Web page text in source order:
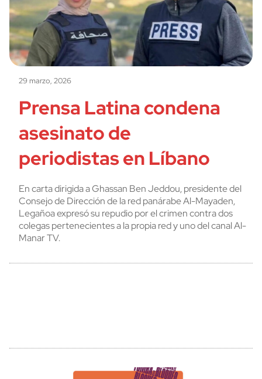
29 marzo, 2026
Prensa Latina condena
asesinato de
periodistas en Líbano
En carta dirigida a Ghassan Ben Jeddou, presidente del
Consejo de Dirección de la red panárabe Al-Mayaden,
Legañoa expresó su repudio por el crimen contra dos
colegas pertenecientes a la propia red y uno del canal Al-
Manar TV.